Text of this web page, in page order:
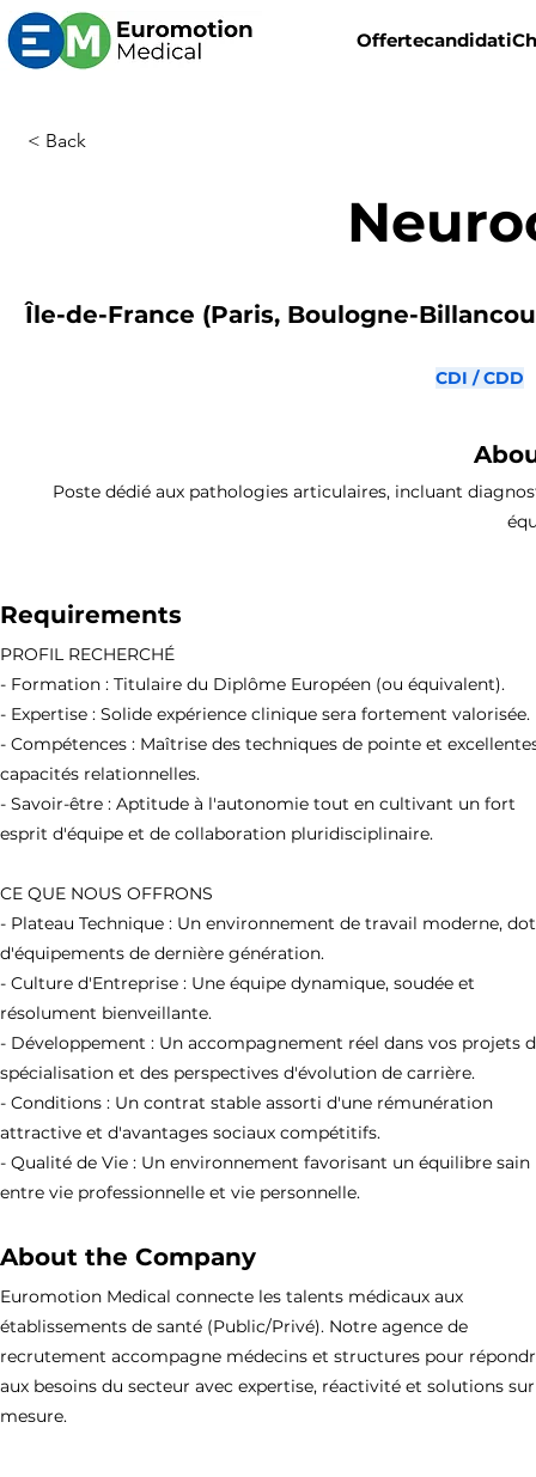
Offertecandidati
< Back
Île-de-France (Paris, Boulogne-
CDI / CDD
Poste dédié aux pathologies articulaires, incluant
Requirements
PROFIL RECHERCHÉ
- Formation : Titulaire du Diplôme Européen (ou équivalent).
- Expertise : Solide expérience clinique sera fortement valorisée.
- Compétences : Maîtrise des techniques de pointe et
capacités relationnelles.
- Savoir-être : Aptitude à l'autonomie tout en cultivant un fort
esprit d'équipe et de collaboration pluridisciplinaire.
CE QUE NOUS OFFRONS
- Plateau Technique : Un environnement de travail moderne,
d'équipements de dernière génération.
- Culture d'Entreprise : Une équipe dynamique, soudée et
résolument bienveillante.
- Développement : Un accompagnement réel dans vos projets
spécialisation et des perspectives d'évolution de carrière.
- Conditions : Un contrat stable assorti d'une rémunération
attractive et d'avantages sociaux compétitifs.
- Qualité de Vie : Un environnement favorisant un équilibre sain
entre vie professionnelle et vie personnelle.
About the Company
Euromotion Medical connecte les talents médicaux aux
établissements de santé (Public/Privé). Notre agence de
recrutement accompagne médecins et structures pour
aux besoins du secteur avec expertise, réactivité et solutions sur
mesure.